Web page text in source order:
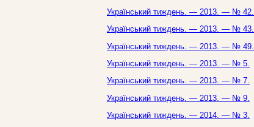
Український тиждень. — 2013. — № 42.
Український тиждень. — 2013. — № 43.
Український тиждень. — 2013. — № 49.
Український тиждень. — 2013. — № 5.
Український тиждень. — 2013. — № 7.
Український тиждень. — 2013. — № 9.
Український тиждень. — 2014. — № 3.